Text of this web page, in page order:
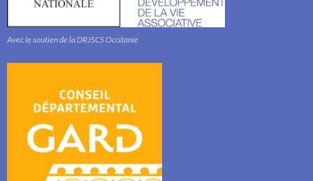
Avec le soutien de la DRJSCS Occitanie